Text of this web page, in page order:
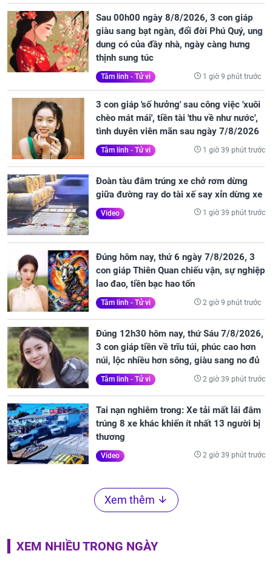
Sau 00h00 ngày 8/8/2026, 3 con giáp
giàu sang bạt ngàn, đổi đời Phú Quý, ung
dung có của đầy nhà, ngày càng hưng
thịnh sung túc
Tâm linh - Tử vi 1 giờ 9 phút trước
3 con giáp 'số hưởng' sau công việc 'xuôi
chèo mát mái', tiền tài 'thu về như nước',
tình duyên viên mãn sau ngày 7/8/2026
Tâm linh - Tử vi 1 giờ 39 phút trước
Đoàn tàu đâm trúng xe chở rơm dừng
giữa đường ray do tài xế say xỉn dừng xe
Video 1 giờ 39 phút trước
Đúng hôm nay, thứ 6 ngày 7/8/2026, 3
con giáp Thiên Quan chiếu vận, sự nghiệp
lao đao, tiền bạc hao tốn
Tâm linh - Tử vi 2 giờ 9 phút trước
Đúng 12h30 hôm nay, thứ Sáu 7/8/2026,
3 con giáp tiền về trĩu túi, phúc cao hơn
núi, lộc nhiều hơn sông, giàu sang no đủ
Tâm linh - Tử vi 2 giờ 39 phút trước
Tai nạn nghiêm trong: Xe tải mất lái đâm
trúng 8 xe khác khiến ít nhất 13 người bị
thương
Video 2 giờ 39 phút trước
Xem thêm
XEM NHIỀU TRONG NGÀY